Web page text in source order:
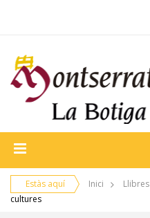
Estàs aquí Inici Llibres
cultures